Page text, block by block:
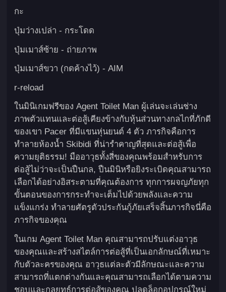
กะ
ปุ่มว่างเปล่า - กระโดด
ปุ่มเมาส์ซ้าย - ถ่ายภาพ
ปุ่มเมาส์ขวา (กดค้างไว้) - AIM
r-reload
ในมินิเกมฟรีของ Agent Toilet Man ผู้เล่นจะเล่นช่าง
ภาพตัวแทนและต่อสู้เคียงข้างกับหุ้นส่วนทางกลไกที่ภักดี
ของเขา Pacer ที่มีแขนหุ่นยนต์ 4 ตัว ภารกิจคือการ
ทำลายห้องน้ำ Skibidi ที่น่ารำคาญที่สุดและต่อสู้เพื่อ
ความยุติธรรม! มืออาวุธทั้งสี่ของคุณพร้อมสำหรับการ
ต่อสู้ไม่ว่าจะเป็นปืนกล, ปืนมินิหรือยิงระเบิดคุณสามารถ
เลือกได้อย่างอิสระตามที่คุณต้องการ ทุกการผจญภัยทุก
ขั้นตอนของการกระทำจะเต็มไปด้วยพลังและความ
แข็งแกร่ง ทำลายศัตรูตัวประกันกู้ภัยเสร็จสิ้นภารกิจนี่คือ
ภารกิจของคุณ
ในเกม Agent Toilet Man คุณสามารถปรับแต่งอาวุธ
ของคุณและสร้างสไตล์การต่อสู้ที่เป็นเอกลักษณ์ที่เหมาะ
กับตัวละครของคุณ อาวุธแต่ละตัวมีลักษณะและความ
สามารถที่แตกต่างกันและคุณสามารถเลือกได้ตามความ
ชอบและกลยุทธ์การต่อสู้ของคุณ ปลดล็อกอุปกรณ์ใหม่